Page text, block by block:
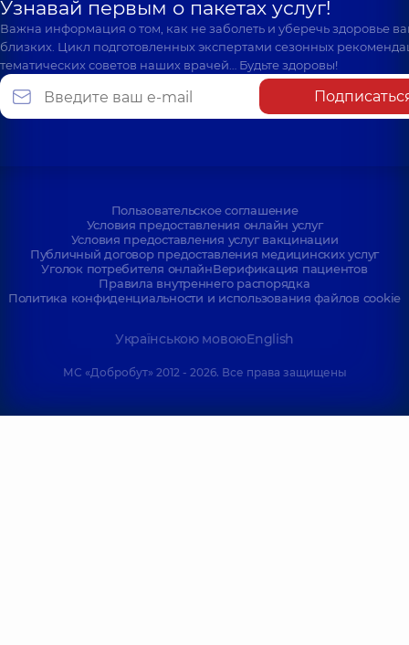
Узнавай первым о пакетах услуг!
Важна информация о том, как не заболеть и уберечь здоровье
близких. Цикл подготовленных экспертами сезонных
тематических советов наших врачей… Будьте здоровы!
Пользовательское соглашение
Условия предоставления онлайн услуг
Условия предоставления услуг вакцинации
Публичный договор предоставления медицинских услуг
Уголок потребителя онлайнВерификация пациентов
Правила внутреннего распорядка
Политика конфиденциальности и использования файлов cookie
Українською мовоюEnglish
МС «Добробут» 2012 - 2026. Все права защищены